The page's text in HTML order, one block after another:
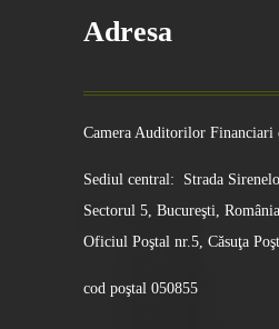
Adresa
Camera Auditorilor Financiari
Sediul central: Strada
Sectorul 5, Bucureşti, România
Oficiul Poştal nr.5, Căsuţa
cod poştal 050855